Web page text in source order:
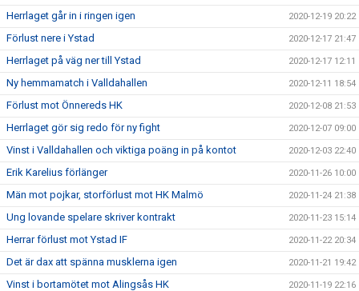
Herrlaget går in i ringen igen 2020-12-19 20:22
Förlust nere i Ystad 2020-12-17 21:47
Herrlaget på väg ner till Ystad 2020-12-17 12:11
Ny hemmamatch i Valldahallen 2020-12-11 18:54
Förlust mot Önnereds HK 2020-12-08 21:53
Herrlaget gör sig redo för ny fight 2020-12-07 09:00
Vinst i Valldahallen och viktiga poäng in på kontot 2020-12-03 22:40
Erik Karelius förlänger 2020-11-26 10:00
Män mot pojkar, storförlust mot HK Malmö 2020-11-24 21:38
Ung lovande spelare skriver kontrakt 2020-11-23 15:14
Herrar förlust mot Ystad IF 2020-11-22 20:34
Det är dax att spänna musklerna igen 2020-11-21 19:42
Vinst i bortamötet mot Alingsås HK 2020-11-19 22:16